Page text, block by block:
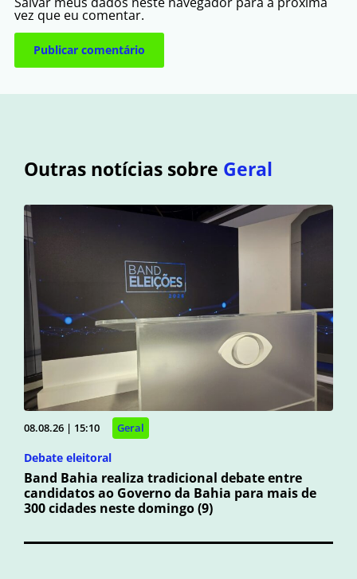
vez que eu comentar.
Outras notícias sobre Geral
08.08.26 | 15:10 Geral
Debate eleitoral
Band Bahia realiza tradicional debate entre
candidatos ao Governo da Bahia para mais de
300 cidades neste domingo (9)